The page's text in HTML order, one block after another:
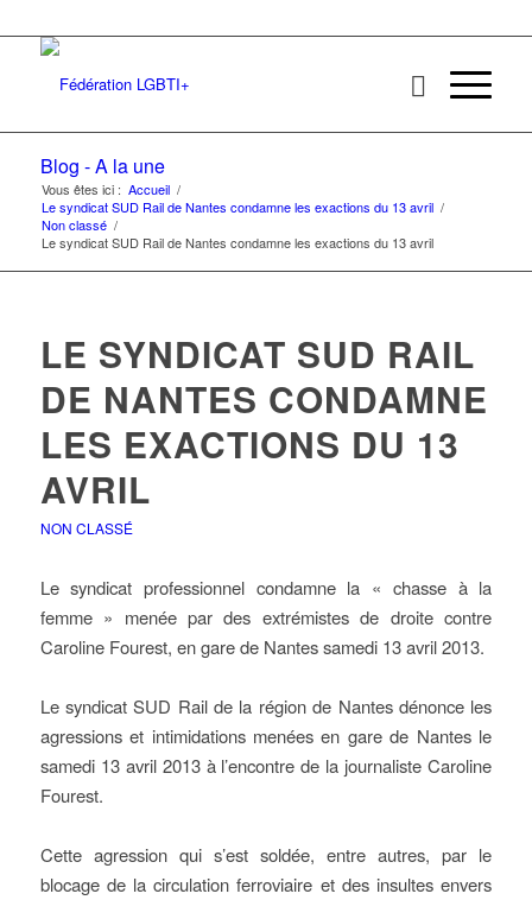
Blog - A la une
Vous êtes ici : Accueil /
Le syndicat SUD Rail de Nantes condamne les exactions du 13 avril /
Non classé /
Le syndicat SUD Rail de Nantes condamne les exactions du 13 avril
LE SYNDICAT SUD RAIL
DE NANTES CONDAMNE
LES EXACTIONS DU 13
AVRIL
NON CLASSÉ
Le syndicat professionnel condamne la « chasse à la
femme » menée par des extrémistes de droite contre
Caroline Fourest, en gare de Nantes samedi 13 avril 2013.
Le syndicat SUD Rail de la région de Nantes dénonce les
agressions et intimidations menées en gare de Nantes le
samedi 13 avril 2013 à l’encontre de la journaliste Caroline
Fourest.
Cette agression qui s’est soldée, entre autres, par le
blocage de la circulation ferroviaire et des insultes envers